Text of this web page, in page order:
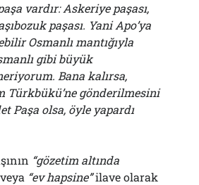
vardır: Askeriye paşası,
paşası. Yani Apo’ya
Osmanlı mantığıyla
gibi büyük
Bana kalırsa,
Türkbükü’ne gönderilmesini
Paşa olsa, öyle yapardı
“gözetim altında
“ev hapsine”ilave olarak